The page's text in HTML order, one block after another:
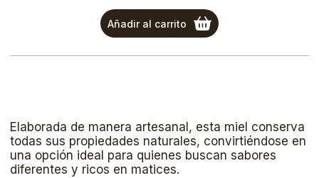
Añadir al carrito
Elaborada de manera artesanal, esta miel conserva
todas sus propiedades naturales, convirtiéndose en
una opción ideal para quienes buscan sabores
diferentes y ricos en matices.